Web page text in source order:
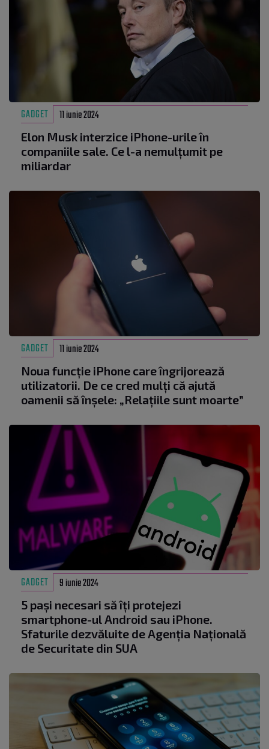
GADGET 11 iunie 2024
Elon Musk interzice iPhone-urile în
companiile sale. Ce l-a nemulțumit pe
miliardar
GADGET 11 iunie 2024
Noua funcție iPhone care îngrijorează
utilizatorii. De ce cred mulți că ajută
oamenii să înșele: „Relațiile sunt moarte”
GADGET 9 iunie 2024
5 pași necesari să îți protejezi
smartphone-ul Android sau iPhone.
Sfaturile dezvăluite de Agenția Națională
de Securitate din SUA